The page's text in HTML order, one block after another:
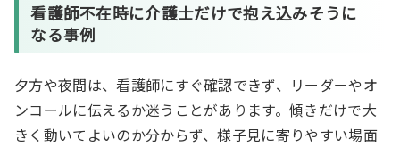
看護師不在時に介護士だけで抱え込みそうに
なる事例
夕方や夜間は、看護師にすぐ確認できず、リーダーやオ
ンコールに伝えるか迷うことがあります。傾きだけで大
きく動いてよいのか分からず、様子見に寄りやすい場面